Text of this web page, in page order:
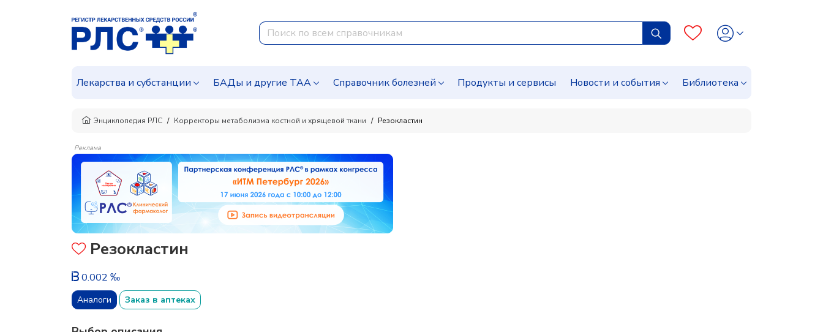
Лекарства и субстанции БАДы и другие ТАА Справочник болезней Продукты и сервисы Новости и события Библиотека
Энциклопедия РЛС Корректоры метаболизма костной и хрящевой ткани Резокластин
Реклама
Резокластин
0.002 ‰
Аналоги Заказ в аптеках